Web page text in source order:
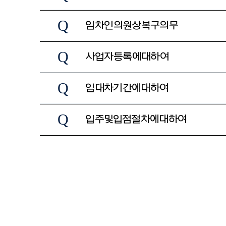
Q 임차인의 원상복구 의무
Q 사업자등록에 대하여
Q 임대차 기간에 대하여
Q 입주 및 입점 절차에 대하여